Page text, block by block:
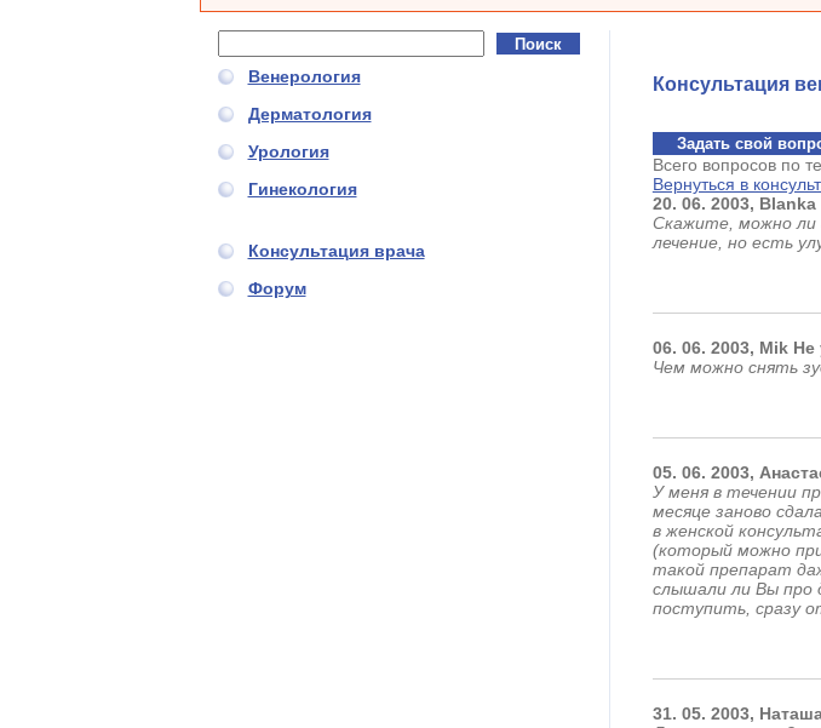
Форма поиска
Поиск
Венерология
Дерматология
Урология
Гинекология
Консультация врача
Форум
Консультация
Задать свой
Всего вопросов по
Вернуться в
20. 06. 2003, Blanka
Скажите, можно ли
лечение, но есть
06. 06. 2003, Mik Не
Чем можно снять
05. 06. 2003,
У меня в течении
месяце заново
в женской
(который можно
такой препарат
слышали ли Вы про
поступить, сразу
31. 05. 2003,